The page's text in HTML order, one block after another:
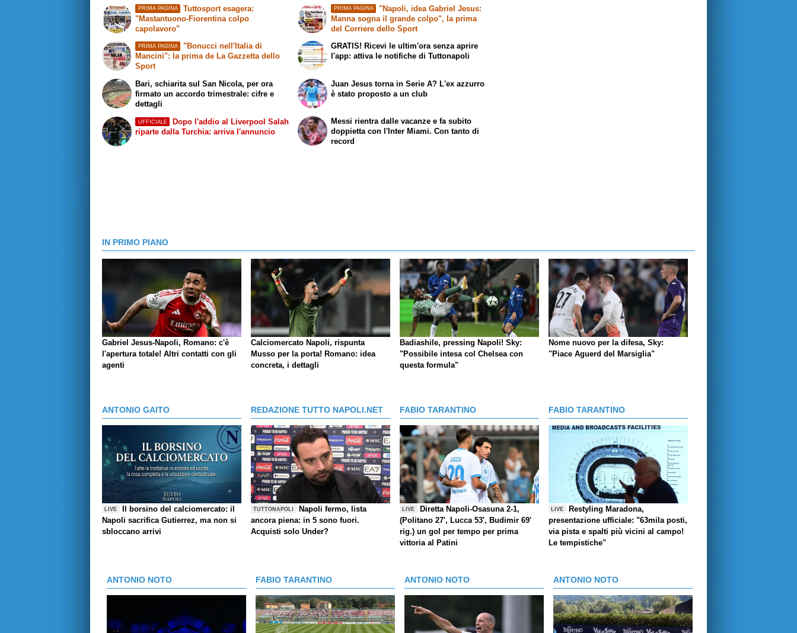
PRIMA PAGINA
Tuttosport esagera:
"Mastantuono-Fiorentina colpo
capolavoro"
PRIMA PAGINA
"Bonucci nell'Italia di
Mancini": la prima de La Gazzetta dello
Sport
PRIMA PAGINA
"Napoli, idea Gabriel Jesus:
Manna sogna il grande colpo", la prima
del Corriere dello Sport
GRATIS! Ricevi le ultim'ora senza aprire
l'app: attiva le notifiche di Tuttonapoli
Bari, schiarita sul San Nicola, per ora
firmato un accordo trimestrale: cifre e
dettagli
UFFICIALE
Dopo l'addio al Liverpool Salah
riparte dalla Turchia: arriva l'annuncio
Juan Jesus torna in Serie A? L'ex azzurro
è stato proposto a un club
Messi rientra dalle vacanze e fa subito
doppietta con l'Inter Miami. Con tanto di
record
IN PRIMO PIANO
Gabriel Jesus-Napoli, Romano: c'è
l'apertura totale! Altri contatti con gli
agenti
Calciomercato Napoli, rispunta
Musso per la porta! Romano: idea
concreta, i dettagli
Badiashile, pressing Napoli! Sky:
"Possibile intesa col Chelsea con
questa formula"
Nome nuovo per la difesa, Sky:
"Piace Aguerd del Marsiglia"
ANTONIO GAITO
LIVE
Il borsino del calciomercato: il
Napoli sacrifica Gutierrez, ma non si
sbloccano arrivi
REDAZIONE TUTTO NAPOLI.NET
TUTTONAPOLI
Napoli fermo, lista
ancora piena: in 5 sono fuori.
Acquisti solo Under?
FABIO TARANTINO
LIVE
Diretta Napoli-Osasuna 2-1,
(Politano 27', Lucca 53', Budimir 69'
rig.) un gol per tempo per prima
vittoria al Patini
FABIO TARANTINO
LIVE
Restyling Maradona,
presentazione ufficiale: "63mila posti,
via pista e spalti più vicini al campo!
Le tempistiche"
ANTONIO NOTO FABIO TARANTINO ANTONIO NOTO ANTONIO NOTO